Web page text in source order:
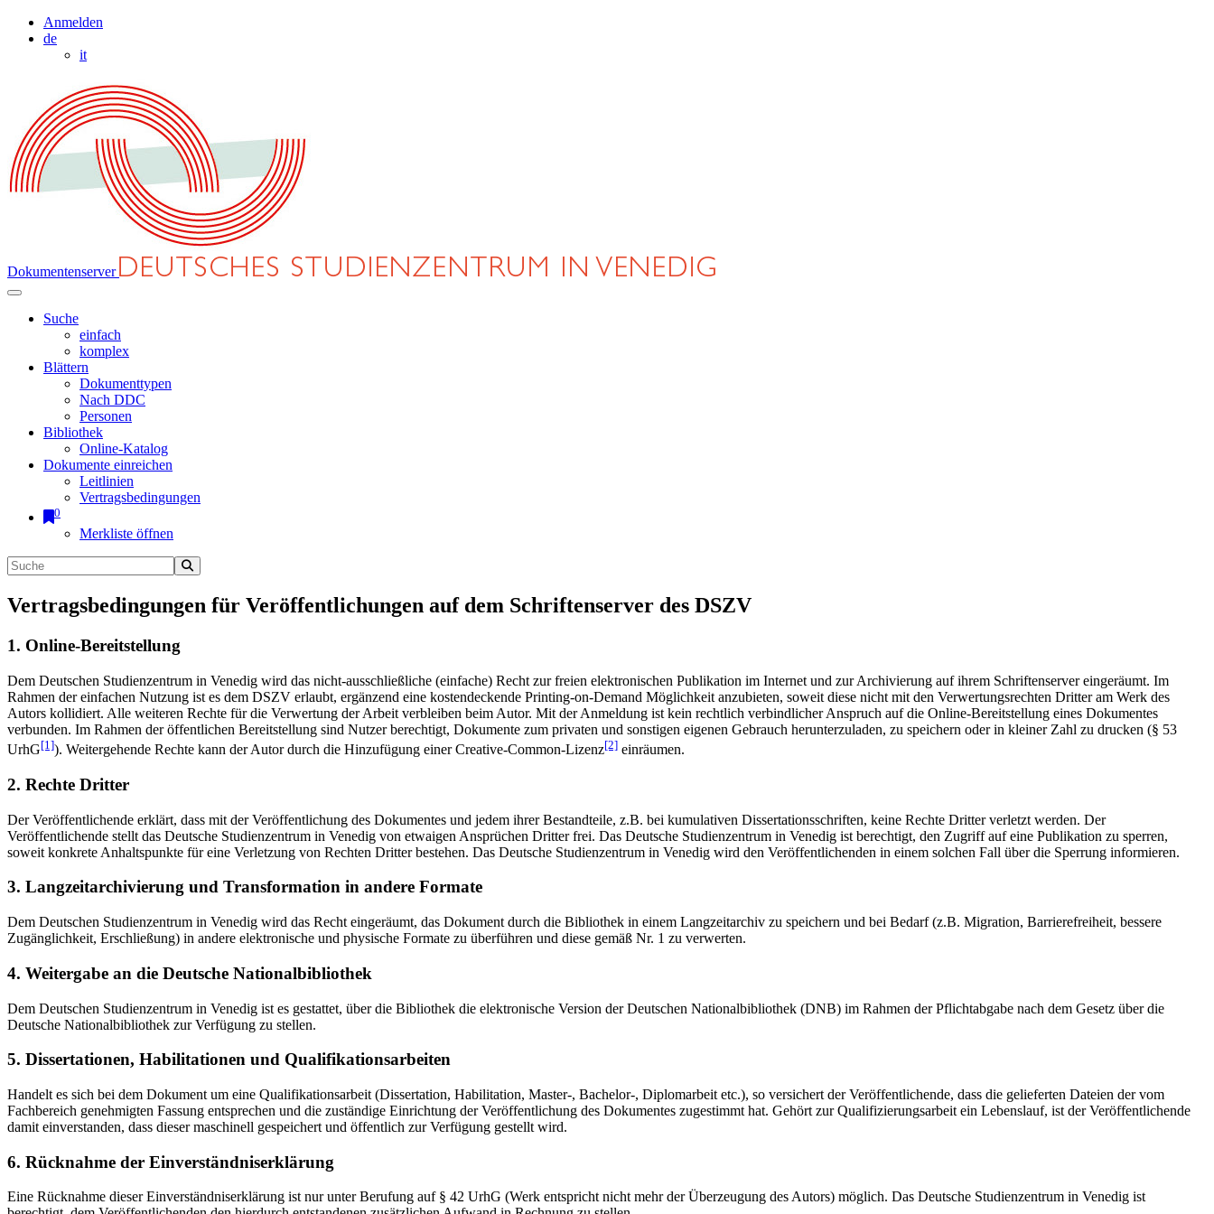
Anmelden
de
it
Dokumentenserver
Suche
einfach
komplex
Blättern
Dokumenttypen
Nach DDC
Personen
Bibliothek
Online-Katalog
Dokumente einreichen
Leitlinien
Vertragsbedingungen
0
Merkliste öffnen
Vertragsbedingungen für Veröffentlichungen auf dem Schriftenserver des DSZV
1. Online-Bereitstellung
Dem Deutschen Studienzentrum in Venedig wird das nicht-ausschließliche (einfache) Recht zur freien elektronischen Publikation im Internet und zur Archivierung auf ihrem Schriftenserver eingeräumt. Im
Rahmen der einfachen Nutzung ist es dem DSZV erlaubt, ergänzend eine kostendeckende Printing-on-Demand Möglichkeit anzubieten, soweit diese nicht mit den Verwertungsrechten Dritter am Werk des
Autors kollidiert. Alle weiteren Rechte für die Verwertung der Arbeit verbleiben beim Autor. Mit der Anmeldung ist kein rechtlich verbindlicher Anspruch auf die Online-Bereitstellung eines Dokumentes
verbunden. Im Rahmen der öffentlichen Bereitstellung sind Nutzer berechtigt, Dokumente zum privaten und sonstigen eigenen Gebrauch herunterzuladen, zu speichern oder in kleiner Zahl zu drucken (§ 53
UrhG[1]). Weitergehende Rechte kann der Autor durch die Hinzufügung einer Creative-Common-Lizenz[2] einräumen.
2. Rechte Dritter
Der Veröffentlichende erklärt, dass mit der Veröffentlichung des Dokumentes und jedem ihrer Bestandteile, z.B. bei kumulativen Dissertationsschriften, keine Rechte Dritter verletzt werden. Der
Veröffentlichende stellt das Deutsche Studienzentrum in Venedig von etwaigen Ansprüchen Dritter frei. Das Deutsche Studienzentrum in Venedig ist berechtigt, den Zugriff auf eine Publikation zu sperren,
soweit konkrete Anhaltspunkte für eine Verletzung von Rechten Dritter bestehen. Das Deutsche Studienzentrum in Venedig wird den Veröffentlichenden in einem solchen Fall über die Sperrung informieren.
3. Langzeitarchivierung und Transformation in andere Formate
Dem Deutschen Studienzentrum in Venedig wird das Recht eingeräumt, das Dokument durch die Bibliothek in einem Langzeitarchiv zu speichern und bei Bedarf (z.B. Migration, Barrierefreiheit, bessere
Zugänglichkeit, Erschließung) in andere elektronische und physische Formate zu überführen und diese gemäß Nr. 1 zu verwerten.
4. Weitergabe an die Deutsche Nationalbibliothek
Dem Deutschen Studienzentrum in Venedig ist es gestattet, über die Bibliothek die elektronische Version der Deutschen Nationalbibliothek (DNB) im Rahmen der Pflichtabgabe nach dem Gesetz über die
Deutsche Nationalbibliothek zur Verfügung zu stellen.
5. Dissertationen, Habilitationen und Qualifikationsarbeiten
Handelt es sich bei dem Dokument um eine Qualifikationsarbeit (Dissertation, Habilitation, Master-, Bachelor-, Diplomarbeit etc.), so versichert der Veröffentlichende, dass die gelieferten Dateien der vom
Fachbereich genehmigten Fassung entsprechen und die zuständige Einrichtung der Veröffentlichung des Dokumentes zugestimmt hat. Gehört zur Qualifizierungsarbeit ein Lebenslauf, ist der Veröffentlichende
damit einverstanden, dass dieser maschinell gespeichert und öffentlich zur Verfügung gestellt wird.
6. Rücknahme der Einverständniserklärung
Eine Rücknahme dieser Einverständniserklärung ist nur unter Berufung auf § 42 UrhG (Werk entspricht nicht mehr der Überzeugung des Autors) möglich. Das Deutsche Studienzentrum in Venedig ist